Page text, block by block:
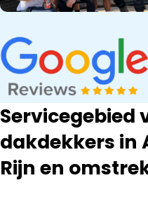
Servicegebied
dakdekkers in
Rijn en